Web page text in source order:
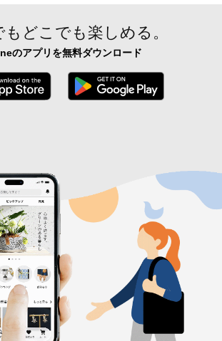
もどこでも楽しめる。
のアプリを無料ダウンロード